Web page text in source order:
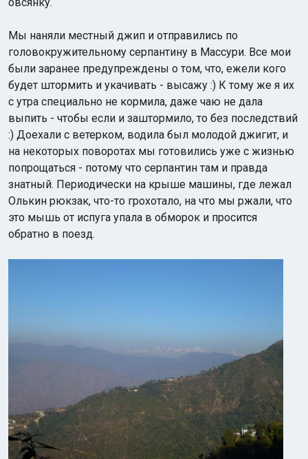
Мы наняли местный джип и отправились по
головокружительному серпантину в Массури. Все мои
были заранее предупреждены о том, что, ежели кого
будет штормить и укачивать - высажу :) К тому же я их
с утра специально не кормила, даже чаю не дала
выпить - чтобы если и заштормило, то без последствий
:) Доехали с ветерком, водила был молодой джигит, и
на некоторых поворотах мы готовились уже с жизнью
попрощаться - потому что серпантин там и правда
знатный. Периодически на крыше машины, где лежал
Олькин рюкзак, что-то грохотало, на что мы ржали, что
это мышь от испуга упала в обморок и просится
обратно в поезд.